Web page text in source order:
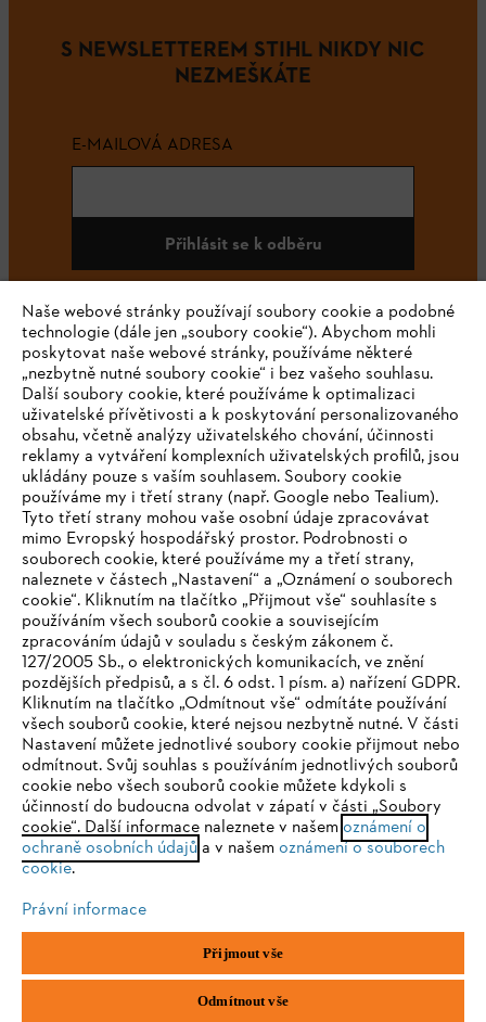
S NEWSLETTEREM STIHL NIKDY NIC
NEZMEŠKÁTE
E-MAILOVÁ ADRESA
Přihlásit se k odběru
#STIHL
Společnost
STIHL FAQ
Služby
Ochrana osobních údajů Právní doložka Cookies
Chrlická 753
IHR BROWSER WIRD NICHT
UNTERSTÜTZT
Sie nutzen einen Browser, den wir noch nicht unterstützen. Für
eine optimale Nutzung unserer Seite empfehlen wir Ihnen, zu
einem der folgenden Browser zu wechseln:
Firefox Chrome
Naše webové stránky používají soubory cookie a podobné
technologie (dále jen „soubory cookie“). Abychom mohli
poskytovat naše webové stránky, používáme některé
„nezbytně nutné soubory cookie“ i bez vašeho souhlasu.
Další soubory cookie, které používáme k optimalizaci
uživatelské přívětivosti a k poskytování personalizovaného
obsahu, včetně analýzy uživatelského chování, účinnosti
reklamy a vytváření komplexních uživatelských profilů, jsou
ukládány pouze s vaším souhlasem. Soubory cookie
používáme my i třetí strany (např. Google nebo Tealium).
Tyto třetí strany mohou vaše osobní údaje zpracovávat
mimo Evropský hospodářský prostor. Podrobnosti o
souborech cookie, které používáme my a třetí strany,
naleznete v částech „Nastavení“ a „Oznámení o souborech
cookie“. Kliknutím na tlačítko „Přijmout vše“ souhlasíte s
používáním všech souborů cookie a souvisejícím
zpracováním údajů v souladu s českým zákonem č.
127/2005 Sb., o elektronických komunikacích, ve znění
pozdějších předpisů, a s čl. 6 odst. 1 písm. a) nařízení GDPR.
Kliknutím na tlačítko „Odmítnout vše“ odmítáte používání
všech souborů cookie, které nejsou nezbytně nutné. V části
Nastavení můžete jednotlivé soubory cookie přijmout nebo
odmítnout. Svůj souhlas s používáním jednotlivých souborů
cookie nebo všech souborů cookie můžete kdykoli s
účinností do budoucna odvolat v zápatí v části „Soubory
cookie“. Další informace naleznete v našem oznámení o
ochraně osobních údajůa v našem oznámení o souborech
cookie.
Právní informace
Přijmout vše
Odmítnout vše